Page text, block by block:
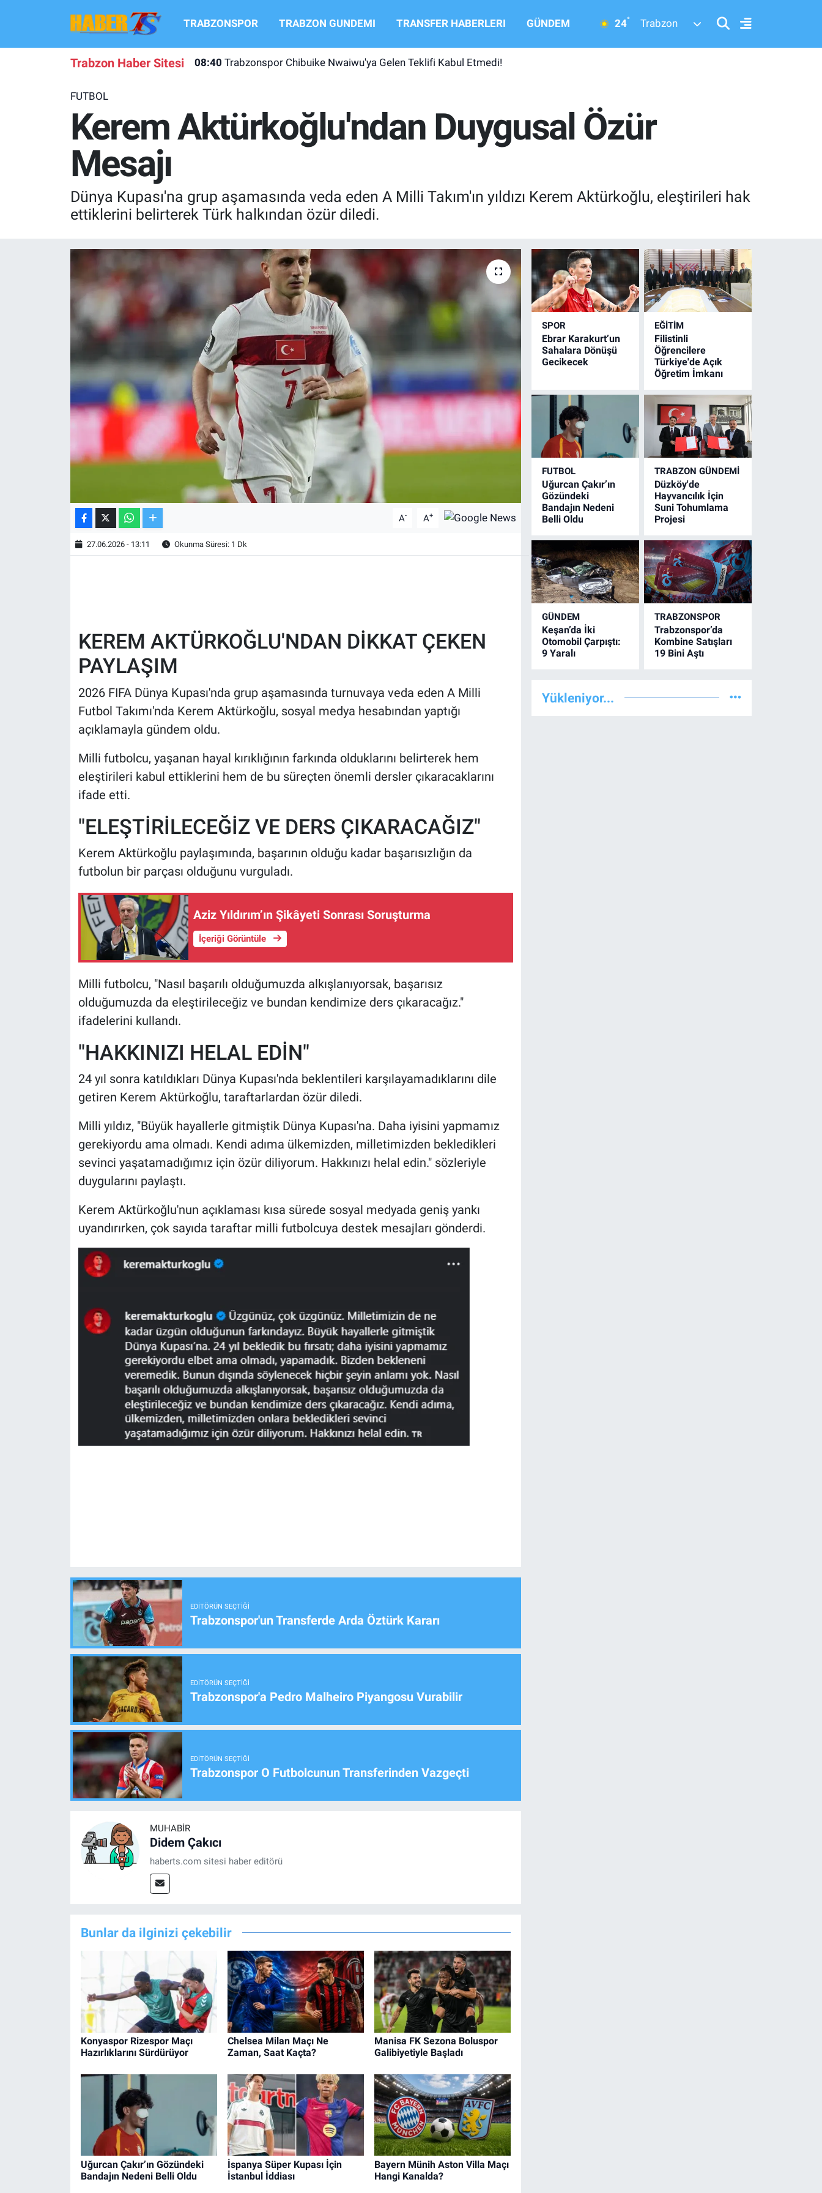
TRABZONSPOR TRABZON GUNDEMI TRANSFER HABERLERI GÜNDEM 24° Trabzon
Trabzon Haber Sitesi 08:40 Trabzonspor Chibuike Nwaiwu'ya Gelen Teklifi Kabul Etmedi!
FUTBOL
Kerem Aktürkoğlu'ndan Duygusal Özür
Mesajı
Dünya Kupası'na grup aşamasında veda eden A Milli Takım'ın yıldızı Kerem Aktürkoğlu, eleştirileri hak
ettiklerini belirterek Türk halkından özür diledi.
A- A+
27.06.2026 - 13:11 Okunma Süresi: 1 Dk
KEREM AKTÜRKOĞLU'NDAN DİKKAT ÇEKEN
PAYLAŞIM
2026 FIFA Dünya Kupası'nda grup aşamasında turnuvaya veda eden A Milli
Futbol Takımı'nda Kerem Aktürkoğlu, sosyal medya hesabından yaptığı
açıklamayla gündem oldu.
Milli futbolcu, yaşanan hayal kırıklığının farkında olduklarını belirterek hem
eleştirileri kabul ettiklerini hem de bu süreçten önemli dersler çıkaracaklarını
ifade etti.
"ELEŞTİRİLECEĞİZ VE DERS ÇIKARACAĞIZ"
Kerem Aktürkoğlu paylaşımında, başarının olduğu kadar başarısızlığın da
futbolun bir parçası olduğunu vurguladı.
Aziz Yıldırım’ın Şikâyeti Sonrası Soruşturma
İçeriği Görüntüle
Milli futbolcu, "Nasıl başarılı olduğumuzda alkışlanıyorsak, başarısız
olduğumuzda da eleştirileceğiz ve bundan kendimize ders çıkaracağız."
ifadelerini kullandı.
"HAKKINIZI HELAL EDİN"
24 yıl sonra katıldıkları Dünya Kupası'nda beklentileri karşılayamadıklarını dile
getiren Kerem Aktürkoğlu, taraftarlardan özür diledi.
Milli yıldız, "Büyük hayallerle gitmiştik Dünya Kupası'na. Daha iyisini yapmamız
gerekiyordu ama olmadı. Kendi adıma ülkemizden, milletimizden bekledikleri
sevinci yaşatamadığımız için özür diliyorum. Hakkınızı helal edin." sözleriyle
duygularını paylaştı.
Kerem Aktürkoğlu'nun açıklaması kısa sürede sosyal medyada geniş yankı
uyandırırken, çok sayıda taraftar milli futbolcuya destek mesajları gönderdi.
EDITÖRÜN SEÇTIĞI
Trabzonspor'un Transferde Arda Öztürk Kararı
EDITÖRÜN SEÇTIĞI
Trabzonspor'a Pedro Malheiro Piyangosu Vurabilir
EDITÖRÜN SEÇTIĞI
Trabzonspor O Futbolcunun Transferinden Vazgeçti
MUHABIR
Didem Çakıcı
haberts.com sitesi haber editörü
Bunlar da ilginizi çekebilir
Konyaspor Rizespor Maçı
Hazırlıklarını Sürdürüyor
Chelsea Milan Maçı Ne
Zaman, Saat Kaçta?
Manisa FK Sezona Boluspor
Galibiyetiyle Başladı
Uğurcan Çakır’ın Gözündeki
Bandajın Nedeni Belli Oldu
İspanya Süper Kupası İçin
İstanbul İddiası
Bayern Münih Aston Villa Maçı
Hangi Kanalda?
SPOR
Ebrar Karakurt’un
Sahalara Dönüşü
Gecikecek
EĞİTİM
Filistinli
Öğrencilere
Türkiye'de Açık
Öğretim İmkanı
FUTBOL
Uğurcan Çakır’ın
Gözündeki
Bandajın Nedeni
Belli Oldu
TRABZON GÜNDEMİ
Düzköy'de
Hayvancılık İçin
Suni Tohumlama
Projesi
GÜNDEM
Keşan’da İki
Otomobil Çarpıştı:
9 Yaralı
TRABZONSPOR
Trabzonspor’da
Kombine Satışları
19 Bini Aştı
Yükleniyor...
TRABZONSPOR
TRANSFER HABERLERI
KULİS MEYDANI
1461 TRABZON
TV VE SİNEMA
BASKETBOL
KÜLTÜR SANAT
MAGAZİN
Hava Durumu
Tüm Manşetler
Son Dakika Haberleri
Haber Arşivi